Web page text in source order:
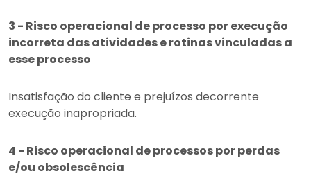
3 - Risco operacional de processo por execução
incorreta das atividades e rotinas vinculadas a
esse processo
Insatisfação do cliente e prejuízos decorrente
execução inapropriada.
4 - Risco operacional de processos por perdas
e/ou obsolescência